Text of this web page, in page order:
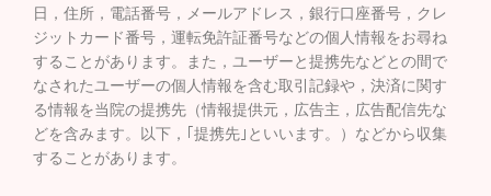
日，住所，電話番号，メールアドレス，銀行口座番号，クレ
ジットカード番号，運転免許証番号などの個人情報をお尋ね
することがあります。また，ユーザーと提携先などとの間で
なされたユーザーの個人情報を含む取引記録や，決済に関す
る情報を当院の提携先（情報提供元，広告主，広告配信先な
どを含みます。以下，｢提携先｣といいます。）などから収集
することがあります。